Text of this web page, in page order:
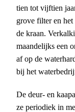
tien tot vijftien
grove filter en
de kraan.
maandelijks een
af op de
bij het
De deur- en
ze periodiek in